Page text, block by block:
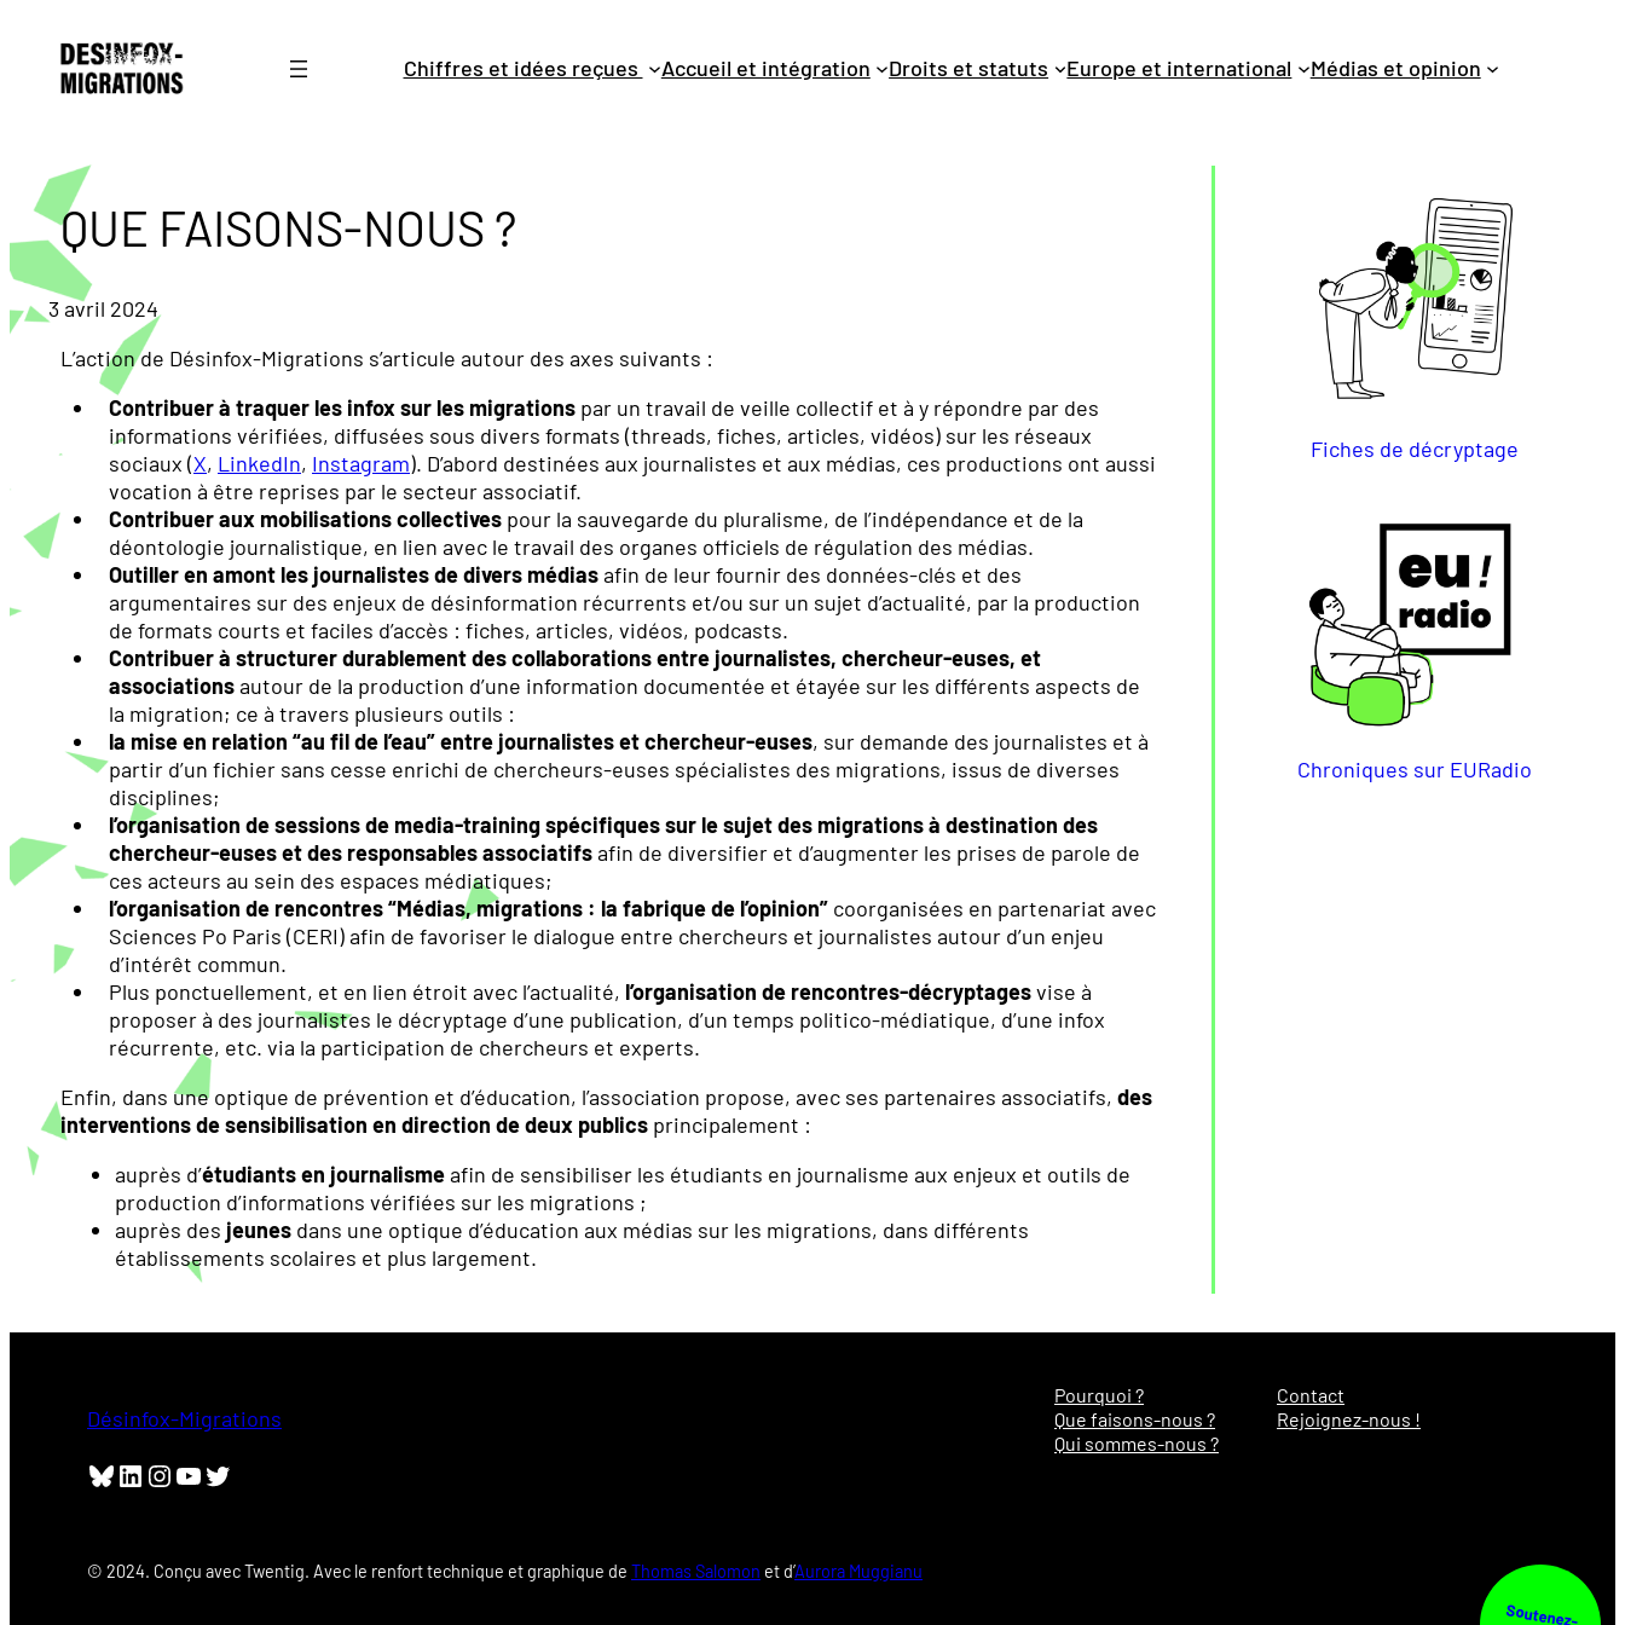
contenu
Chiffres et idées reçues Accueil et intégration Droits et statuts Europe et international Médias et opinion
QUE FAISONS-NOUS ?
3 avril 2024
L’action de Désinfox-Migrations s’articule autour des axes suivants :
Contribuer à traquer les infox sur les migrations par un travail de veille collectif et à y répondre par des
informations vérifiées, diffusées sous divers formats (threads, fiches, articles, vidéos) sur les réseaux
sociaux (X, LinkedIn, Instagram). D’abord destinées aux journalistes et aux médias, ces productions ont aussi
vocation à être reprises par le secteur associatif.
Contribuer aux mobilisations collectives pour la sauvegarde du pluralisme, de l’indépendance et de la
déontologie journalistique, en lien avec le travail des organes officiels de régulation des médias.
Outiller en amont les journalistes de divers médiasafin de leur fournir des données-clés et des
argumentaires sur des enjeux de désinformation récurrents et/ou sur un sujet d’actualité, par la production
de formats courts et faciles d’accès : fiches, articles, vidéos, podcasts.
Contribuer à structurer durablement des collaborations entre journalistes, chercheur-euses, et
associationsautour de la production d’une information documentée et étayée sur les différents aspects de
la migration; ce à travers plusieurs outils :
la mise en relation “au fil de l’eau” entre journalistes et chercheur-euses, sur demande des journalistes et à
partir d’un fichier sans cesse enrichi de chercheurs-euses spécialistes des migrations, issus de diverses
disciplines;
l’organisation de sessions de media-training spécifiques sur le sujet des migrations à destination des
chercheur-euses et des responsables associatifsafin de diversifier et d’augmenter les prises de parole de
ces acteurs au sein des espaces médiatiques;
l’organisation de rencontres “Médias, migrations : la fabrique de l’opinion” coorganisées en partenariat avec
Sciences Po Paris (CERI) afin de favoriser le dialogue entre chercheurs et journalistes autour d’un enjeu
d’intérêt commun.
Plus ponctuellement, et en lien étroit avec l’actualité, l’organisation de rencontres-décryptagesvise à
proposer à des journalistes le décryptage d’une publication, d’un temps politico-médiatique, d’une infox
récurrente, etc. via la participation de chercheurs et experts.
Enfin, dans une optique de prévention et d’éducation, l’association propose, avec ses partenaires associatifs, des
interventions de sensibilisation en direction de deux publics principalement :
auprès d’étudiants en journalismeafin de sensibiliser les étudiants en journalisme aux enjeux et outils de
production d’informations vérifiées sur les migrations ;
auprès des jeunes dans une optique d’éducation aux médias sur les migrations, dans différents
établissements scolaires et plus largement.
Fiches de décryptage
Chroniques sur EURadio
Désinfox-Migrations
Bluesky LinkedIn Instagram YouTube Twitter
Pourquoi ?
Que faisons-nous ?
Qui sommes-nous ?
Contact
Rejoignez-nous !
© 2024. Conçu avec Twentig. Avec le renfort technique et graphique de Thomas Salomon et d’Aurora Muggianu
Soutenez-